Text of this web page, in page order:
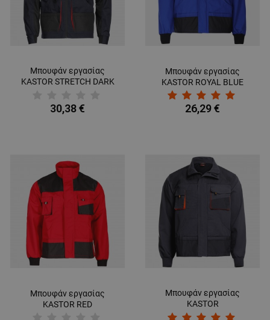
Μπουφάν εργασίας
KASTOR STRETCH DARK
30,38 €
Μπουφάν εργασίας
KASTOR ROYAL BLUE
26,29 €
Μπουφάν εργασίας
KASTOR RED
Μπουφάν εργασίας
KASTOR
GREY/BLACK/ORANGE